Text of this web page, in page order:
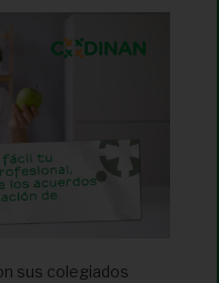
sus colegiados